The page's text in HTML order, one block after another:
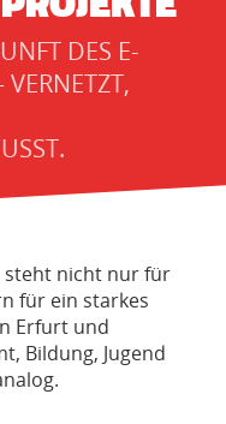
DES E-
steht nicht nur für
für ein starkes
Erfurt und
Bildung, Jugend